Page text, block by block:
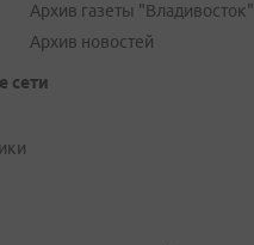
Архив газеты "Владивосток"
Архив новостей
сети